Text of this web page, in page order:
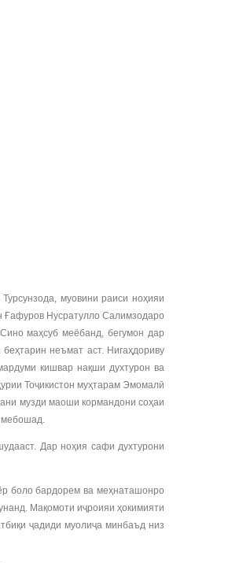
муовини раиси ноҳияи
Ғафуров Нусратулло Салимзодаро
маҳсуб меёбанд, бегумон дар
неъмат аст. Нигаҳдориву
кишвар нақши духтурон ва
Тоҷикистон муҳтарам Эмомалӣ
музди маоши кормандони соҳаи
мебошад.
Дар ноҳия сафи духтурони
боло бардорем ва меҳнаташонро
Мақомоти иҷроияи ҳокимияти
ҷадиди муолиҷа минбаъд низ